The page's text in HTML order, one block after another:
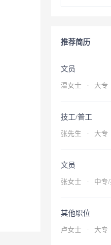
推荐简历
文员
温女士 · 大专
技工/普工
张先生 · 大专
文员
张女士 · 中专
其他职位
卢女士 · 大专